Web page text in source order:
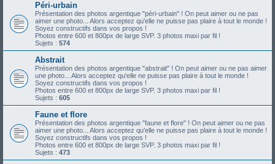
Péri-urbain
Présentation des photos argentique "péri-urbain" ! On peut aimer ou ne pas
aimer une photo... Alors acceptez qu'elle ne puisse pas plaire à tout le monde !
Soyez constructifs dans vos propos !
Photos entre 600 et 800px de large SVP. 3 photos maxi par fil !
Sujets : 574
Abstrait
Présentation des photos argentique "abstrait" ! On peut aimer ou ne pas aimer
une photo... Alors acceptez qu'elle ne puisse pas plaire à tout le monde !
Soyez constructifs dans vos propos !
Photos entre 600 et 800px de large SVP. 3 photos maxi par fil !
Sujets : 605
Faune et flore
Présentation des photos argentique "faune et flore" ! On peut aimer ou ne pas
aimer une photo... Alors acceptez qu'elle ne puisse pas plaire à tout le monde !
Soyez constructifs dans vos propos !
Photos entre 600 et 800px de large SVP. 3 photos maxi par fil !
Sujets : 473